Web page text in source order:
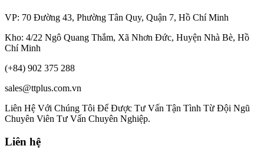
VP: 70 Đường 43, Phường Tân Quy, Quận 7, Hồ Chí Minh
Kho: 4/22 Ngô Quang Thắm, Xã Nhơn Đức, Huyện Nhà Bè, Hồ
Chí Minh
(+84) 902 375 288
sales@ttplus.com.vn
Liên Hệ Với Chúng Tôi Để Được Tư Vấn Tận Tình Từ Đội Ngũ
Chuyên Viên Tư Vấn Chuyên Nghiệp.
Liên hệ